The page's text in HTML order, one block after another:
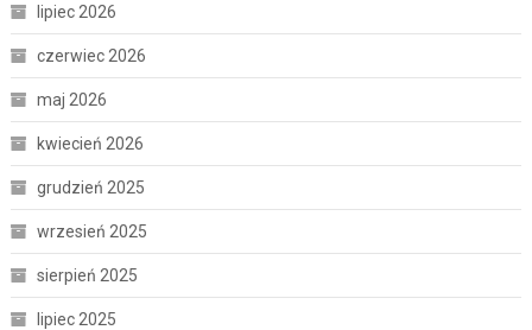
lipiec 2026
czerwiec 2026
maj 2026
kwiecień 2026
grudzień 2025
wrzesień 2025
sierpień 2025
lipiec 2025